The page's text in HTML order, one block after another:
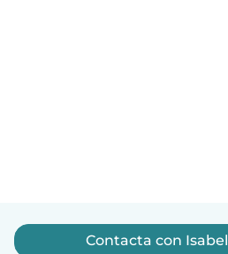
Contacta con Isabel